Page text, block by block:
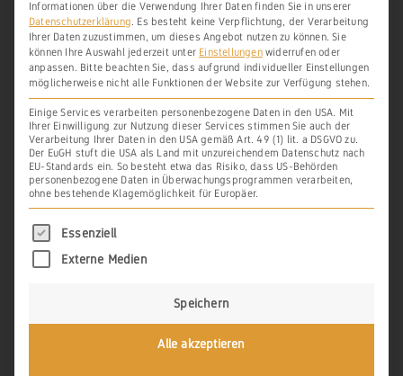
***
DRUCKEN PDF EBOOK
SCHREIBE EINEN KOMMENTAR
Deine E-Mail-Adresse wird nicht veröffentlicht.
Informationen über die Verwendung Ihrer Daten finden Sie in unserer
Datenschutzerklärung Es besteht keine Verpflichtung, der Verarbeitung
Ihrer Daten zuzustimmen, um dieses Angebot nutzen zu können. Sie
können Ihre Auswahl jederzeit unter Einstellungenwiderrufen oder
anpassen. Bitte beachten Sie, dass aufgrund individueller Einstellungen
möglicherweise nicht alle Funktionen der Website zur Verfügung stehen.
Einige Services verarbeiten personenbezogene Daten in den USA. Mit
Ihrer Einwilligung zur Nutzung dieser Services stimmen Sie auch der
Verarbeitung Ihrer Daten in den USA gemäß Art. 49 (1) lit. a DSGVO zu.
Der EuGH stuft die USA als Land mit unzureichendem Datenschutz nach
EU-Standards ein. So besteht etwa das Risiko, dass US-Behörden
personenbezogene Daten in Überwachungsprogrammen verarbeiten,
ohne bestehende Klagemöglichkeit für Europäer.
Es folgt eine Liste der Service-Gruppen, für
Essenziell
Externe Medien
Speichern
Alle akzeptieren